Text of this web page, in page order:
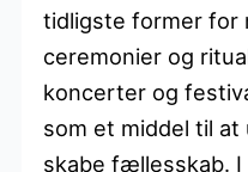
tidligste former for
ceremonier og
koncerter og
som et middel til
skabe fællesskab.